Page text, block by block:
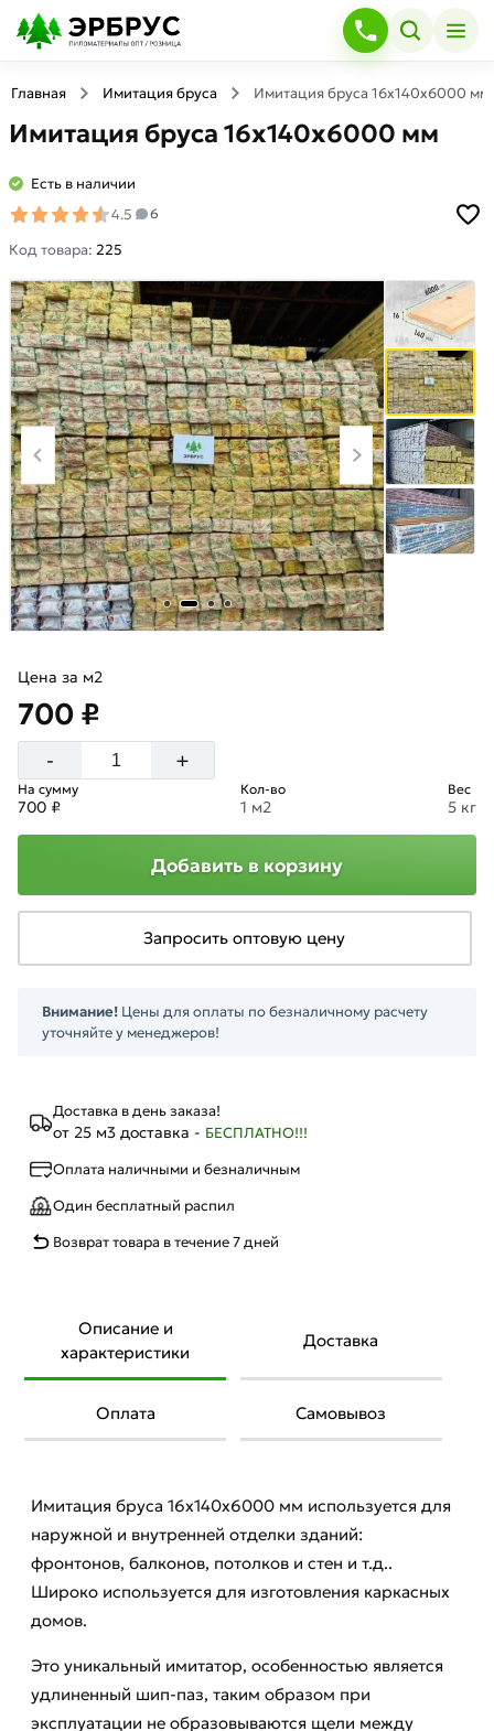
Главная Имитация бруса Имитация бруса 16х140х6000 мм
Имитация бруса 16х140х6000 мм
Есть в наличии
4.5
6
Код товара: 225
Доставка в день заказа!
от 25 м3 доставка - БЕСПЛАТНО!!!
Оплата наличными и безналичным
Один бесплатный распил
Возврат товара в течение 7 дней
Цена за м2
700 ₽
- +
На сумму
700 ₽
Кол-во
1 м2
Вес
5 кг
Добавить в корзину
Запросить оптовую цену
Внимание! Цены для оплаты по безналичному расчету
уточняйте у менеджеров!
Описание и
характеристики
Доставка
Оплата Самовывоз
Имитация бруса 16х140х6000 мм используется для
наружной и внутренней отделки зданий:
фронтонов, балконов, потолков и стен и т.д..
Широко используется для изготовления каркасных
домов.
Это уникальный имитатор, особенностью является
удлиненный шип-паз, таким образом при
эксплуатации не образовываются щели между